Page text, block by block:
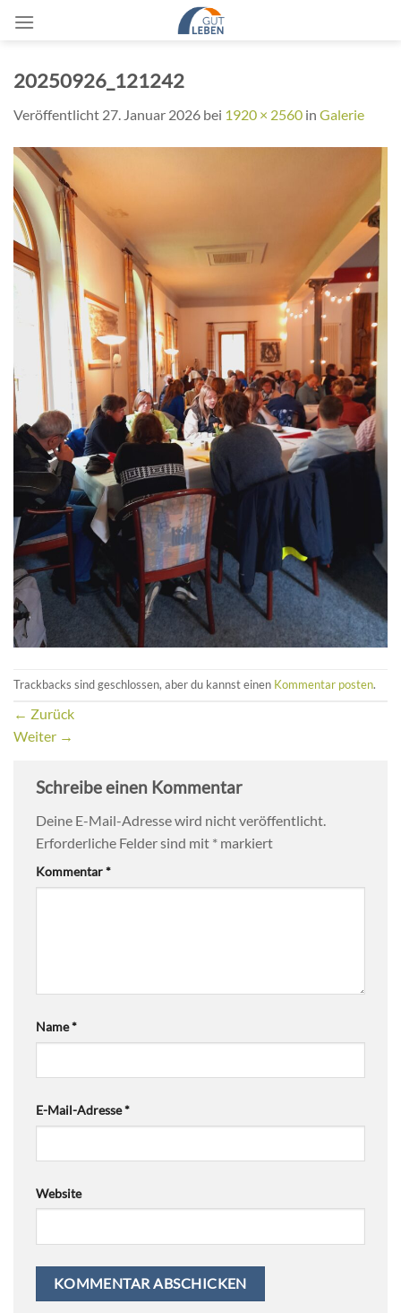
Inhalt
20250926_121242
Veröffentlicht 27. Januar 2026 bei 1920 × 2560 in Galerie
Trackbacks sind geschlossen, aber du kannst einen Kommentar posten.
← Zurück
Weiter →
Schreibe einen Kommentar
Deine E-Mail-Adresse wird nicht veröffentlicht.
Erforderliche Felder sind mit * markiert
Kommentar*
Name*
E-Mail-Adresse*
Website